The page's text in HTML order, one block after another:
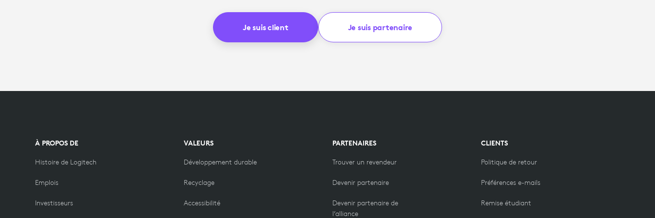
Je suis client Je suis partenaire
À PROPOS DE
Histoire de Logitech
Emplois
Investisseurs
VALEURS
Développement durable
Recyclage
Accessibilité
PARTENAIRES
Trouver un revendeur
Devenir partenaire
Devenir partenaire de
l’alliance
CLIENTS
Politique de retour
Préférences e-mails
Remise étudiant